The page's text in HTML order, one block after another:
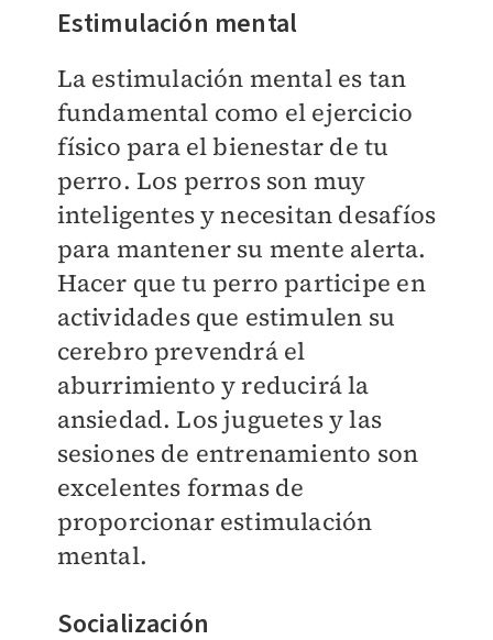
Estimulación mental
La estimulación mental es tan
fundamental como el ejercicio
físico para el bienestar de tu
perro. Los perros son muy
inteligentes y necesitan desafíos
para mantener su mente alerta.
Hacer que tu perro participe en
actividades que estimulen su
cerebro prevendrá el
aburrimiento y reducirá la
ansiedad. Los juguetes y las
sesiones de entrenamiento son
excelentes formas de
proporcionar estimulación
mental.
Socialización